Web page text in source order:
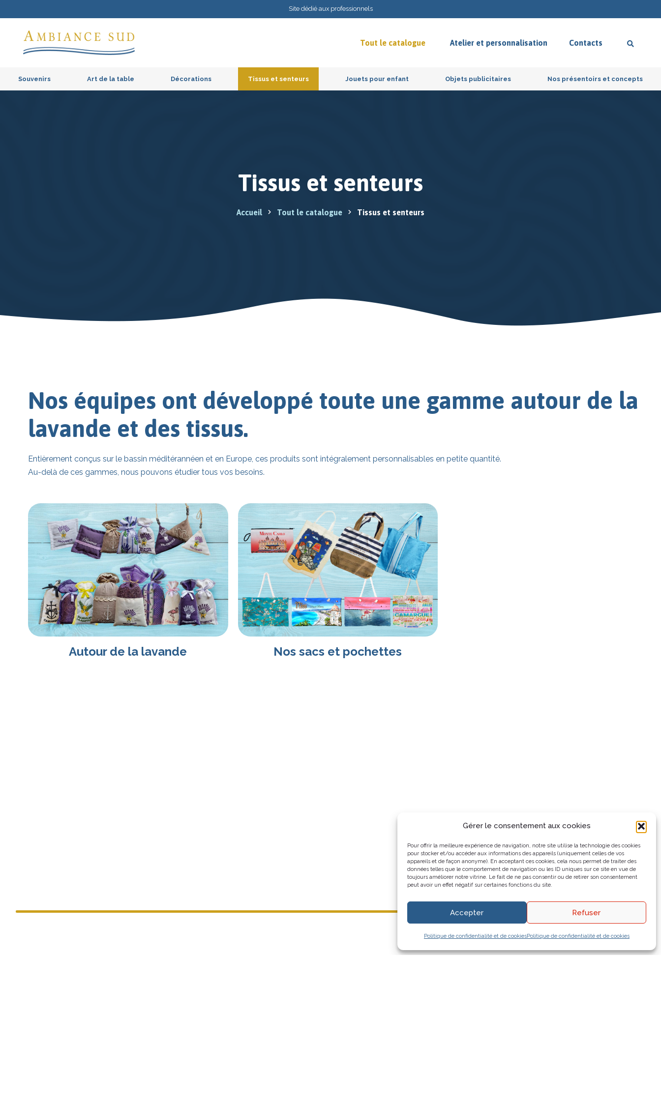
Gérer le consentement aux cookies
Pour offrir la meilleure expérience de navigation, notre site utilise la technologie des cookies
pour stocker et/ou accéder aux informations des appareils (uniquement celles de vos
appareils et de façon anonyme). En acceptant ces cookies, cela nous permet de traiter des
données telles que le comportement de navigation ou les ID uniques sur ce site en vue de
toujours améliorer notre vitrine. Le fait de ne pas consentir ou de retirer son consentement
peut avoir un effet négatif sur certaines fonctions du site.
Accepter Refuser
Politique de confidentialité et de cookiesPolitique de confidentialité et de cookies
Site dédié aux professionnels
Tout le catalogue Atelier et personnalisation Contacts
Souvenirs Art de la table Décorations Tissus et senteurs Jouets pour enfant Objets publicitaires Nos présentoirs et concepts
Tissus et senteurs
Accueil Tout le catalogue Tissus et senteurs
Nos équipes ont développé toute une gamme autour de la
lavande et des tissus.
Entièrement conçus sur le bassin méditérannéen et en Europe, ces produits sont intégralement personnalisables en petite quantité.
Au-delà de ces gammes, nous pouvons étudier tous vos besoins.
Autour de la lavande Nos sacs et pochettes